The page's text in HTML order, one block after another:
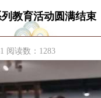
教育活动圆满结束
阅读数： 1283